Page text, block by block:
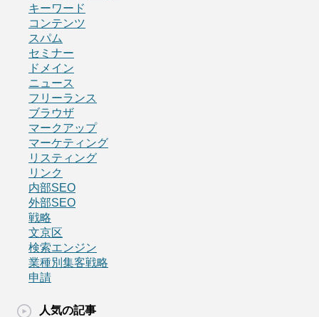
キーワード
コンテンツ
スパム
セミナー
ドメイン
ニュース
フリーランス
ブラウザ
マークアップ
マーケティング
リスティング
リンク
内部SEO
外部SEO
戦略
文京区
検索エンジン
業種別集客戦略
申請
人気の記事